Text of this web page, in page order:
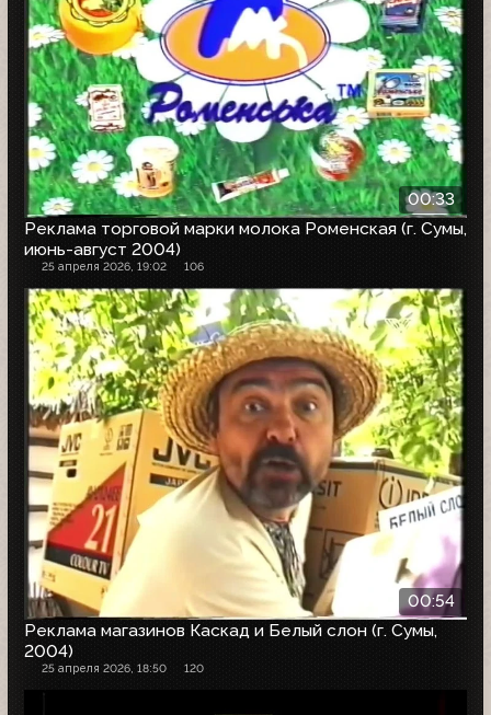
00:33
Реклама торговой марки молока Роменская (г. Сумы,
июнь-август 2004)
25 апреля 2026, 19:02 106
00:54
Реклама магазинов Каскад и Белый слон (г. Сумы,
2004)
25 апреля 2026, 18:50 120